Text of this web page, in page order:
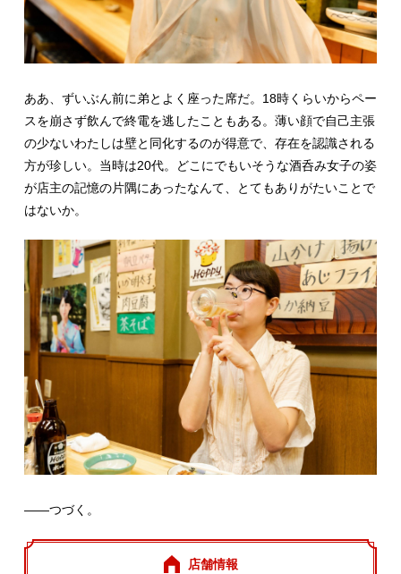
ああ、ずいぶん前に弟とよく座った席だ。18時くらいからペー
スを崩さず飲んで終電を逃したこともある。薄い顔で自己主張
の少ないわたしは壁と同化するのが得意で、存在を認識される
方が珍しい。当時は20代。どこにでもいそうな酒呑み女子の姿
が店主の記憶の片隅にあったなんて、とてもありがたいことで
はないか。
――つづく。
店舗情報